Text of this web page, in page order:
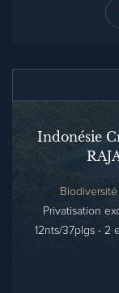
Indonésie
Privatisation
12nts/37plgs - 2